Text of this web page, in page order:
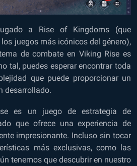
a Rise of Kingdoms (que
juegos más icónicos del género),
de combate en Viking Rise es
tal, puedes esperar encontrar toda
que puede proporcionar un
desarrollado.
es un juego de estrategia de
que ofrece una experiencia de
impresionante. Incluso sin tocar
más exclusivas, como las
tenemos que descubrir en nuestro